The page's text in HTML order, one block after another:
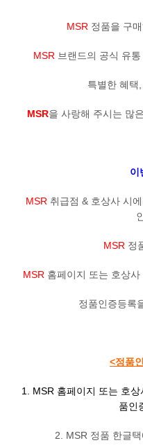
MSR 정품을 구
MSR 브랜드의 공식 유
특별한 혜택
MSR을 사랑해 주시는 많
이
MSR 취급점 & 호상사 시
MSR 정
MSR 홈페이지 또는 호상
정품인증등록
<정품
1. MSR 홈페이지 또는 호
품인
2. MSR 정품 한글